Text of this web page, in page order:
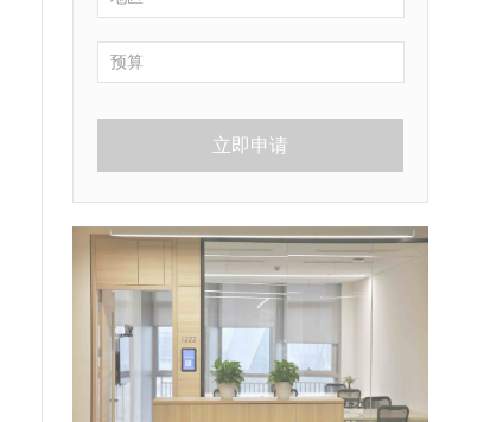
立即申请